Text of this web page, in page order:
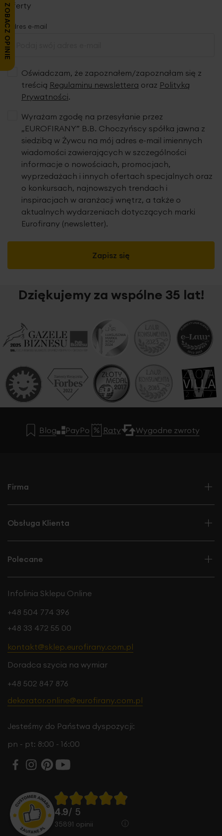
oferty
Adres e-mail
Oświadczam, że zapoznałem/zapoznałam się z
treścią Regulaminu newslettera oraz Polityką
Prywatności.
Zapisz się
Wyrażam zgodę na przesyłanie przez
„EUROFIRANY” B.B. Choczyńscy spółka jawna z
siedzibą w Żywcu na mój adres e-mail imiennych
wiadomości zawierających w szczególności
informacje o nowościach, promocjach,
wyprzedażach i innych ofertach specjalnych oraz
o konkursach, najnowszych trendach i
inspiracjach w aranżacji wnętrz, a także o
aktualnych wydarzeniach dotyczących marki
Eurofirany (newsletter).
Dziękujemy za wspólne 35 lat!
Blog PayPo Raty Wygodne zwroty
Firma
Obsługa Klienta
Polecane
Infolinia Sklepu Online
+48 504 774 396
+48 33 472 55 00
kontakt@sklep.eurofirany.com.pl
Doradca szycia na wymiar
+48 502 847 876
dekorator.online@eurofirany.com.pl
Jesteśmy do Państwa dyspozycji:
pn - pt: 8:00 - 16:00
4.9/ 5
35891 opinii
ZOBACZ OPINIE